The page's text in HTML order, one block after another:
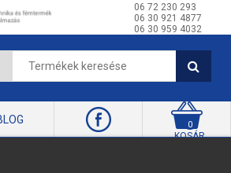
06 72 230 293
06 30 921 4877
06 30 959 4032
0
KOSÁR